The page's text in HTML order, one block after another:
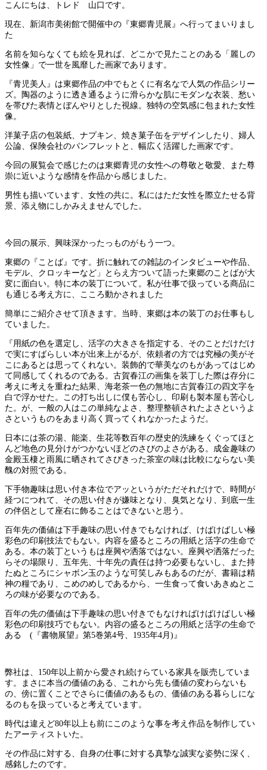
こんにちは、トレド 山口です。
現在、新潟市美術館で開催中の『東郷青児展』へ行ってまいりまし
た
名前を知らなくても絵を見れば、どこかで見たことのある「麗しの
女性像」で一世を風靡した画家であります。
『青児美人』は東郷作品の中でもとくに有名なで人気の作品シリー
ズ。陶器のように透き通るように滑らかな肌にモダンな衣装、愁い
を帯びた表情とぼんやりとした視線。独特の空気感に包まれた女性
像。
洋菓子店の包装紙、ナプキン、焼き菓子缶をデザインしたり、婦人
公論、保険会社のパンフレットと、幅広く活躍した画家です。
今回の展覧会で感じたのは東郷青児の女性への尊敬と敬愛、また尊
崇に近いような感情を作品から感じました。
男性も描いています、女性の共に。私にはただ女性を際立たせる背
景、添え物にしかみえませんでした。
今回の展示、興味深かったっものがもう一つ。
東郷の『ことば』です。折に触れての雑誌のインタビューや作品、
モデル、クロッキーなど」とらえ方ついて語った東郷のことばが大
変に面白い。特に本の装丁について。私が仕事で扱っている商品に
も通じる考え方に、こころ動かされました
簡単にご紹介させて頂きます。当時、東郷は本の装丁のお仕事もし
ていました。
『用紙の色を選定し、活字の大きさを指定する、そのことだけだけ
で実にすばらしい本が出来上がるが、依頼者の方では究極の美がそ
こにあるとは思ってくれない。装飾的で華美なのもがあってはじめ
て同感してくれるのである。古賀春江の画集を装丁した際は存分に
考えに考えを重ねた結果、海老茶一色の無地に古賀春江の四文字を
白で浮かせた。この打ち出しに僕も苦心し、印刷も製本屋も苦心し
た。が、一般の人はこの単純なよさ、整理整頓されたよさというよ
さというものをあまり高く買ってくれなかったようだ。
日本には茶の湯、能楽、生花等数百年の歴史的洗練をくぐってほと
んど地色の見分けがつかないほどのさびのよさがある。成金趣味の
金殿玉棲と雨風に晒されてさびきった茶室の味は比較にならない美
醜の対照である。
下手物趣味は思い付き本位でアッというがただそれだけで、時間が
経つにつれて、その思い付きが嫌味となり、臭気となり、到底一生
の伴侶として座右に飾ることはできないと思う。
百年先の価値は下手趣味の思い付きでもなければ、けばけばしい極
彩色の印刷技法でもない。内容を盛るところの用紙と活字の生命で
ある。本の装丁というもは座興や洒落ではない。座興や洒落だった
らその場限り、五年先、十年先の責任は持つ必要もないし、また持
たぬところにシャボン玉のような可笑しみもあるのだが、書籍は精
神の糧であり、こめのめしであるから、一生食って食いあきぬとこ
ろの味が必要なのである。
百年の先の価値は下手趣味の思い付きでもなければけばけばしい極
彩色の印刷技巧でもない。内容の盛るところの用紙と活字の生命で
ある (『書物展望』第5巻第4号、1935年4月)』
弊社は、150年以上前から愛され続けらている家具を販売していま
す。まさに本当の価値のある、これから先も価値の変わらないも
の、傍に置くことでさらに価値のあるもの、価値のある暮らしにな
るのもを扱っていると考えています。
時代は違えど80年以上も前にこのような事を考え作品を制作してい
たアーティストいた。
その作品に対する、自身の仕事に対する真摯な誠実な姿勢に深く、
感銘したのです。